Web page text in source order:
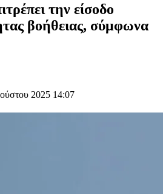
την είσοδο
βοήθειας, σύμφωνα
2025 14:07